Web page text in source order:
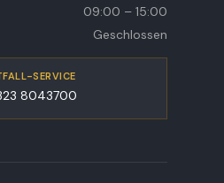
09:00 – 15:00
Geschlossen
SERVICE
8043700